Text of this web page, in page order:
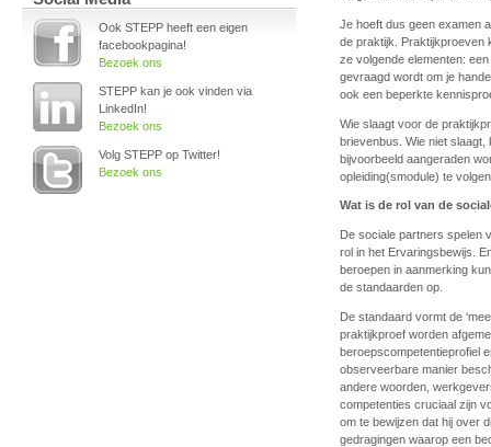
Ook STEPP heeft een eigen
facebookpagina!
Bezoek ons
STEPP kan je ook vinden via
LinkedIn!
Bezoek ons
Volg STEPP op Twitter!
Bezoek ons
Je hoeft dus geen examen
de praktijk. Praktijkproeven
ze volgende elementen:
gevraagd wordt om je
ook een beperkte
Wie slaagt voor de
brievenbus. Wie niet
bijvoorbeeld aangeraden
opleiding(smodule) te
Wat is de rol van de
De sociale partners spelen
rol in het Ervaringsbewijs.
beroepen in aanmerking
de standaarden op.
De standaard vormt de
praktijkproef worden
beroepscompetentieprofiel
observeerbare manier
andere woorden,
competenties cruciaal zijn
om te bewijzen dat hij over
gedragingen waarop een